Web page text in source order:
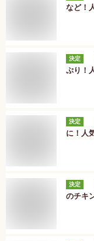
など！
決定
ぷり！
決定
に！人
決定
のチキ